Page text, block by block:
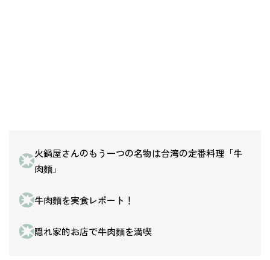
火鍋屋さんのもう一つの名物は台湾の定番料理「牛
肉麵」
牛肉麵を実食レポート！
隠れ家的お店で牛肉麵を満喫